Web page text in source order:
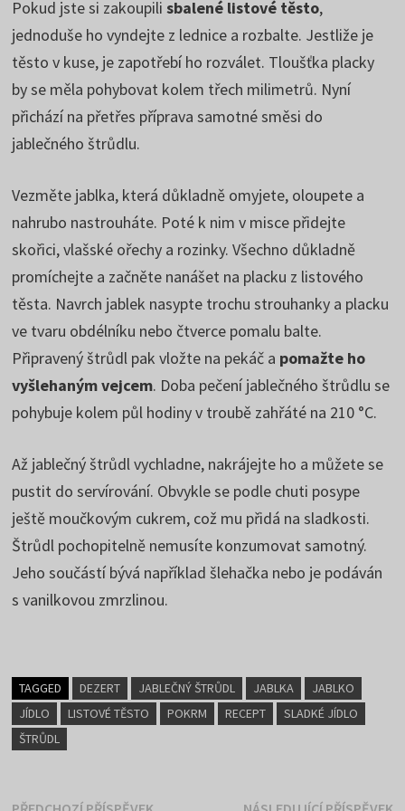
Pokud jste si zakoupilisbalené listové těsto,
jednoduše ho vyndejte z lednice a rozbalte. Jestliže je
těsto v kuse, je zapotřebí ho rozválet. Tloušťka placky
by se měla pohybovat kolem třech milimetrů. Nyní
přichází na přetřes příprava samotné směsi do
jablečného štrůdlu.
Vezměte jablka, která důkladně omyjete, oloupete a
nahrubo nastrouháte. Poté k nim v misce přidejte
skořici, vlašské ořechy a rozinky. Všechno důkladně
promíchejte a začněte nanášet na placku z listového
těsta. Navrch jablek nasypte trochu strouhanky a placku
ve tvaru obdélníku nebo čtverce pomalu balte.
Připravený štrůdl pak vložte na pekáč a pomažte ho
vyšlehaným vejcem. Doba pečení jablečného štrůdlu se
pohybuje kolem půl hodiny v troubě zahřáté na 210 °C.
Až jablečný štrůdl vychladne, nakrájejte ho a můžete se
pustit do servírování. Obvykle se podle chuti posype
ještě moučkovým cukrem, což mu přidá na sladkosti.
Štrůdl pochopitelně nemusíte konzumovat samotný.
Jeho součástí bývá například šlehačka nebo je podáván
s vanilkovou zmrzlinou.
TAGGED DEZERT JABLEČNÝ ŠTRŮDL JABLKA
JABLKO
JÍDLO
LISTOVÉ TĚSTO POKRM RECEPT
SLADKÉ JÍDLO
ŠTRŮDL